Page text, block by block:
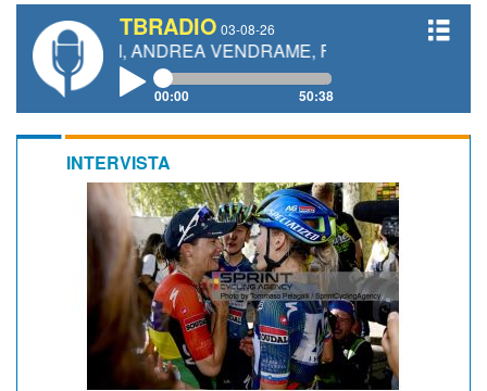
TBRADIO 03-08-26
ANDREA VENDRAME, FILIPPO FIORELLI
00:00 50:38
INTERVISTA